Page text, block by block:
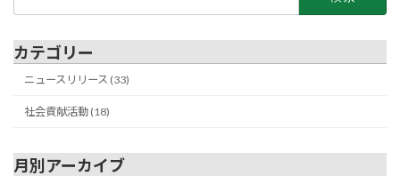
カテゴリー
ニュースリリース (33)
社会貢献活動 (18)
月別アーカイブ